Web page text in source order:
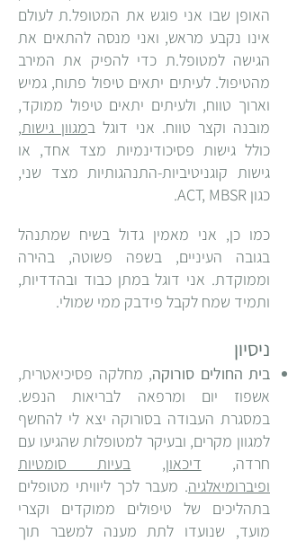
האופן שבו אני פוגש את המטופל.ת לעולם
אינו נקבע מראש, ואני מנסה להתאים את
הגישה למטופל.ת כדי להפיק את המירב
מהטיפול. לעיתים יתאים טיפול פתוח, גמיש
וארוך טווח, ולעיתים יתאים טיפול ממוקד,
מובנה וקצר טווח. אני דוגל במגוון גישות,
כולל גישות פסיכודינמיות מצד אחד, או
גישות קוגניטיביות-התנהגותיות מצד שני,
כגון ACT, MBSR.
כמו כן, אני מאמין גדול בשיח שמתנהל
בגובה העיניים, בשפה פשוטה, בהירה
וממוקדת. אני דוגל במתן כבוד ובהדדיות,
ותמיד שמח לקבל פידבק ממי שמולי.
ניסיון
בית החולים סורוקה, מחלקה פסיכיאטרית,
אשפוז יום ומרפאה לבריאות הנפש.
במסגרת העבודה בסורוקה יצא לי להחשף
למגוון מקרים, ובעיקר למטופלות שהגיעו עם
חרדה, דיכאון, בעיות סומטיות
ופיברומיאלגיה. מעבר לכך ליוויתי מטופלים
בתהליכים של טיפולים ממוקדים וקצרי
מועד, שנועדו לתת מענה למשבר תוך